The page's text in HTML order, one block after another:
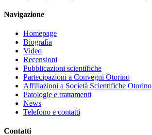
Navigazione
Homepage
Biografia
Video
Recensioni
Pubblicazioni scientifiche
Partecipazioni a Convegni Otorino
Affiliazioni a Società Scientifiche Otorino
Patologie e trattamenti
News
Telefono e contatti
Contatti